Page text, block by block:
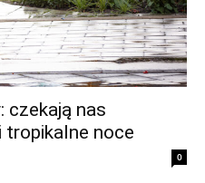
czekają nas
tropikalne noce
0